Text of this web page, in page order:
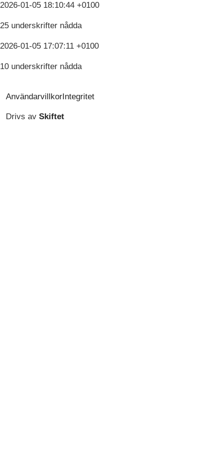
2026-01-05 18:10:44 +0100
25 underskrifter nådda
2026-01-05 17:07:11 +0100
10 underskrifter nådda
AnvändarvillkorIntegritet
Drivs av Skiftet